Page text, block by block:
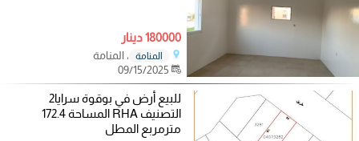
180000 دينار
المنامة
، المنامة
للبيع أرض في بوقوة سرايا2
التصنيف RHA المساحة 172.4
مترمربع المطل